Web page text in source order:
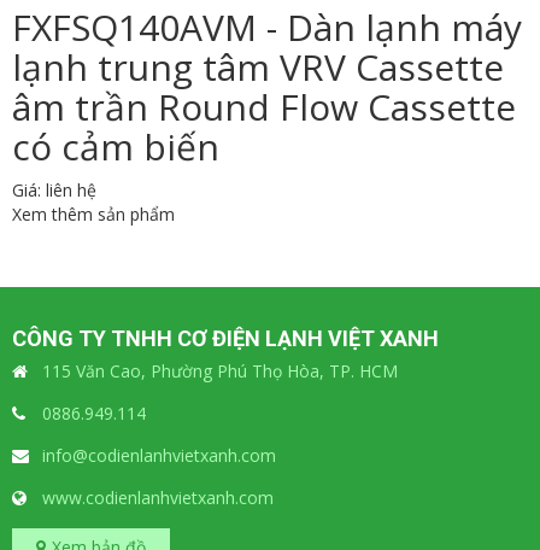
FXFSQ140AVM - Dàn lạnh máy
lạnh trung tâm VRV Cassette
âm trần Round Flow Cassette
có cảm biến
Giá: liên hệ
Xem thêm sản phẩm
CÔNG TY TNHH CƠ ĐIỆN LẠNH VIỆT XANH
115 Văn Cao, Phường Phú Thọ Hòa, TP. HCM
0886.949.114
info@codienlanhvietxanh.com
www.codienlanhvietxanh.com